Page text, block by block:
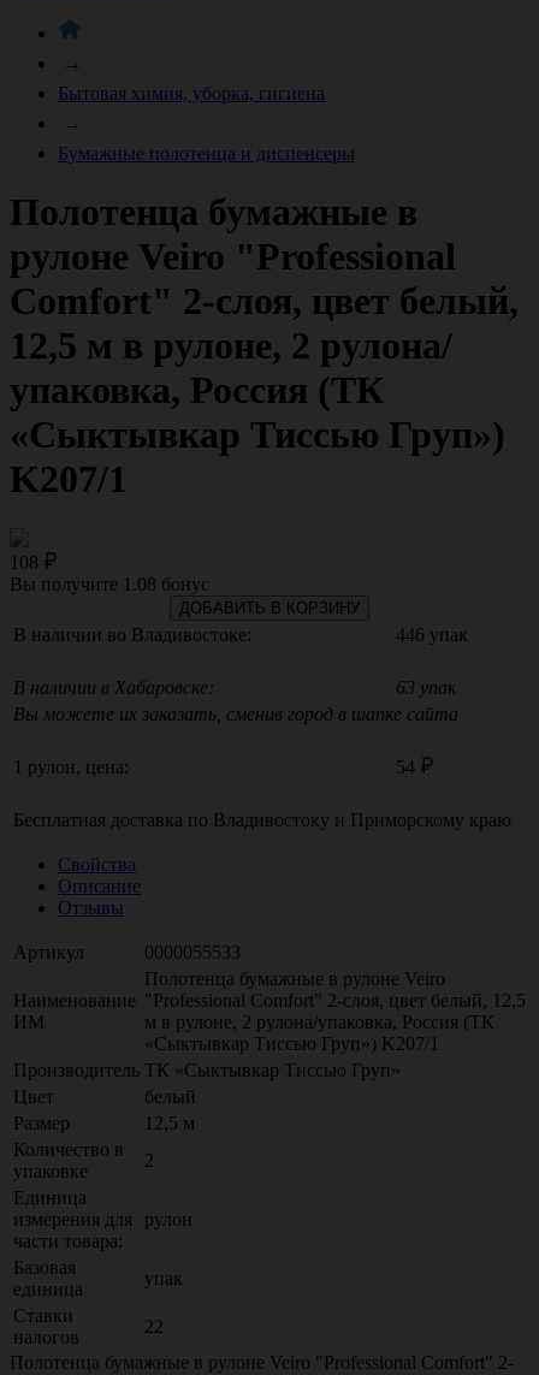
→
Бытовая химия, уборка, гигиена
→
Бумажные полотенца и диспенсеры
Полотенца бумажные в
рулоне Veiro "Professional
Comfort" 2-слоя, цвет белый,
12,5 м в рулоне, 2 рулона/
упаковка, Россия (ТК
«Сыктывкар Тиссью Груп»)
K207/1
108
Вы получите 1.08 бонус
ДОБАВИТЬ В КОРЗИНУ
В наличии во Владивостоке: 446 упак
В наличии в Хабаровске:
63 упак
Вы можете их заказать, сменив город в шапке сайта
1 рулон, цена: 54
Бесплатная доставка по Владивостоку и Приморскому краю
Свойства
Описание
Отзывы
Артикул 0000055533
Наименование
ИМ
Полотенца бумажные в рулоне Veiro
"Professional Comfort" 2-слоя, цвет белый, 12,5
м в рулоне, 2 рулона/упаковка, Россия (ТК
«Сыктывкар Тиссью Груп») K207/1
Производитель ТК «Сыктывкар Тиссью Груп»
Цвет
белый
Размер
12,5 м
Количество в
упаковке
2
Единица
измерения для
части товара:
рулон
Базовая
единица
упак
Ставки
налогов
22
Полотенца бумажные в рулоне Veiro "Professional Comfort" 2-